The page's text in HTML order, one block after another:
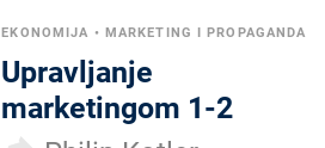
EKONOMIJA • MARKETING I PROPAGANDA
Upravljanje
marketingom 1-2